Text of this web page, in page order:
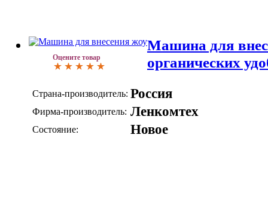
Оцените товар
Машина для
органических
Страна-производитель: Россия
Фирма-производитель: Ленкомтех
Состояние: Новое